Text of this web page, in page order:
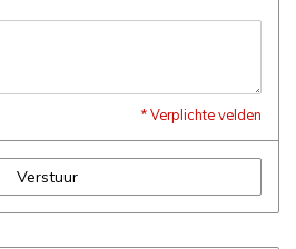
* Verplichte velden
Verstuur